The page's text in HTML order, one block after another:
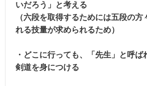
いだろう」と考える
（六段を取得するためには五段の方
れる技量が求められるため）
・どこに行っても、「先生」と呼ば
剣道を身につける